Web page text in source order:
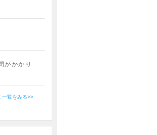
がかかり
一覧をみる>>